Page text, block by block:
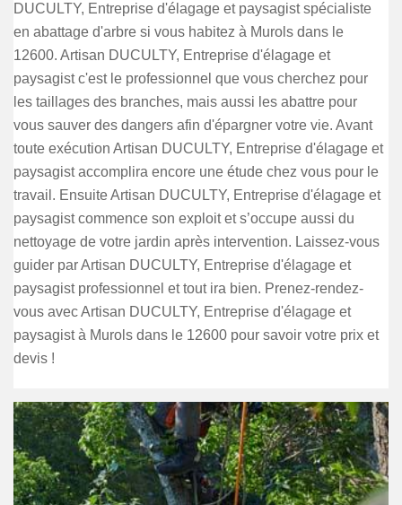
DUCULTY, Entreprise d'élagage et paysagist spécialiste
en abattage d'arbre si vous habitez à Murols dans le
12600. Artisan DUCULTY, Entreprise d'élagage et
paysagist c'est le professionnel que vous cherchez pour
les taillages des branches, mais aussi les abattre pour
vous sauver des dangers afin d'épargner votre vie. Avant
toute exécution Artisan DUCULTY, Entreprise d'élagage et
paysagist accomplira encore une étude chez vous pour le
travail. Ensuite Artisan DUCULTY, Entreprise d'élagage et
paysagist commence son exploit et s’occupe aussi du
nettoyage de votre jardin après intervention. Laissez-vous
guider par Artisan DUCULTY, Entreprise d'élagage et
paysagist professionnel et tout ira bien. Prenez-rendez-
vous avec Artisan DUCULTY, Entreprise d'élagage et
paysagist à Murols dans le 12600 pour savoir votre prix et
devis !